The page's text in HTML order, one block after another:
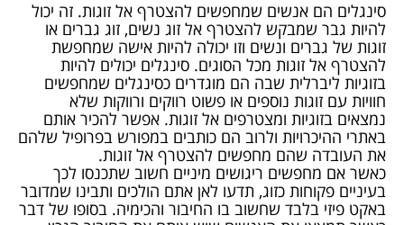
סינגלים הם אנשים שמחפשים להצטרף אל זוגות. זה יכול
להיות גבר שמבקש להצטרף אל זוג נשים, זוג גברים או
זוגות של גברים ונשים וזו יכולה להיות אישה שמחפשת
להצטרף אל זוגות מכל הסוגים. סינגלים יכולים להיות
בזוגיות ליברלית שבה הם מוגדרים כסינגלים שמחפשים
חוויות עם זוגות נוספים או פשוט רווקים ורווקות שלא
נמצאים בזוגיות ומצטרפים אל זוגות. אפשר להכיר אותם
באתרי ההיכרויות ולרוב הם כותבים במפורש בפרופיל שלהם
את העובדה שהם מחפשים להצטרף אל זוגות.
כאשר אם מחפשים ריגושים מיניים חשוב שתכנסו לכך
בעיניים פקוחות כזוג, תדעו לאן אתם הולכים ותבינו שמדובר
באקט פיזי בלבד שחשוב בו החיבור והכימיה. בסופו של דבר